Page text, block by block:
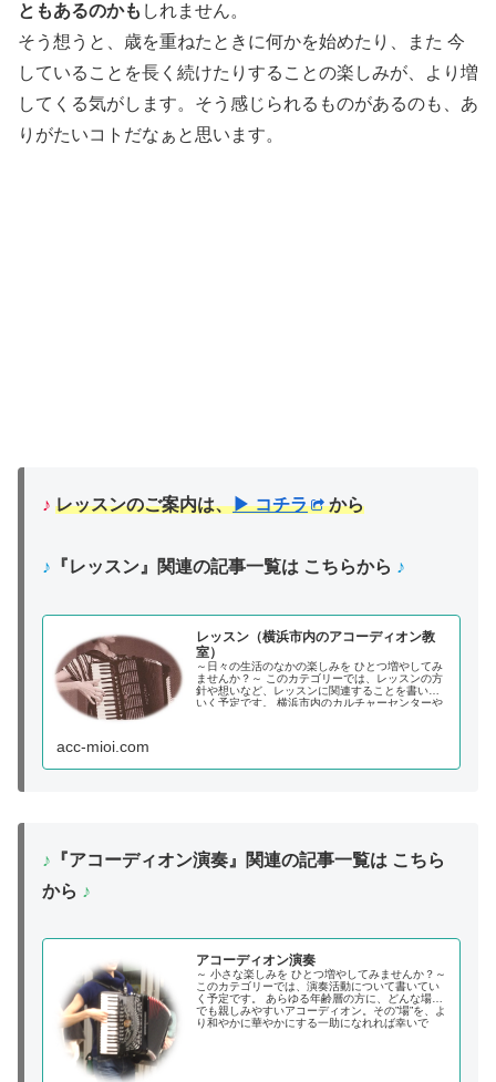
ともあるのかも しれません。
そう想うと、歳を重ねたときに何かを始めたり、また 今
していることを長く続けたりすることの楽しみが、より増
してくる気がします。そう感じられるものがあるのも、あ
りがたいコトだなぁと思います。
♪ レッスンのご案内は、▶ コチラ から
♪ 『レッスン』関連の記事一覧は こちらから ♪
レッスン（横浜市内のアコーディオン教
室）
～日々の生活のなかの楽しみを ひとつ増やしてみ
ませんか？～ このカテゴリーでは、レッスンの方
針や想いなど、レッスンに関連することを書いて
いく予定です。 横浜市内のカルチャーセンターや
acc-mioi.com
♪ 『アコーディオン演奏』関連の記事一覧は こちら
から ♪
アコーディオン演奏
～ 小さな楽しみを ひとつ増やしてみませんか？～
このカテゴリーでは、演奏活動について書いてい
く予定です。 あらゆる年齢層の方に、どんな場面
でも親しみやすいアコーディオン。その”場”を、よ
り和やかに華やかにする一助になれれば幸いで